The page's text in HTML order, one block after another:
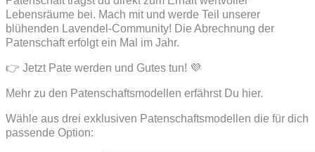
Lebensräume bei. Mach mit und werde Teil unserer
blühenden Lavendel-Community! Die Abrechnung der
Patenschaft erfolgt ein Mal im Jahr.
👉 Jetzt Pate werden und Gutes tun! 💜
Mehr zu den Patenschaftsmodellen erfährst Du hier.
Wähle aus drei exklusiven Patenschaftsmodellen die für dich
passende Option: